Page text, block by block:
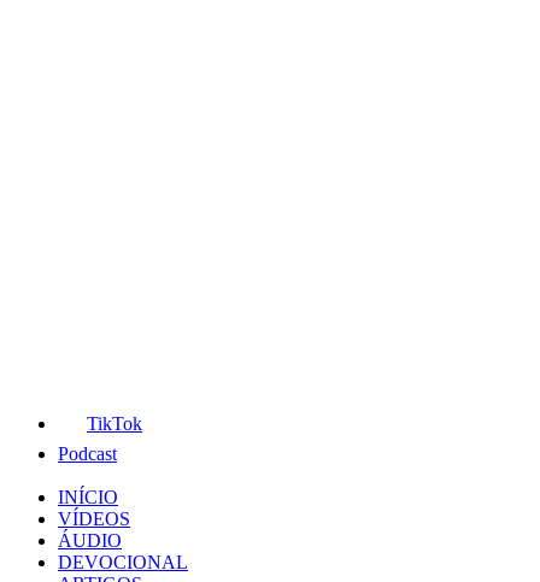
TikTok
Podcast
INÍCIO
VÍDEOS
ÁUDIO
DEVOCIONAL